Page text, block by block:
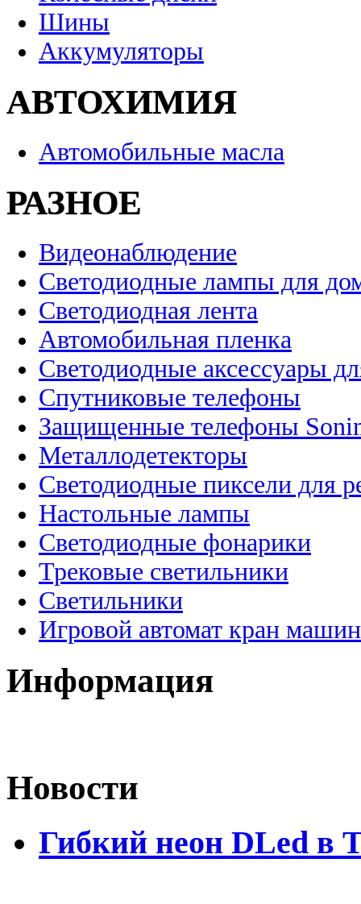
Шины
Аккумуляторы
АВТОХИМИЯ
Автомобильные масла
РАЗНОЕ
Видеонаблюдение
Светодиодные лампы для
Светодиодная лента
Автомобильная пленка
Светодиодные аксессуары
Спутниковые телефоны
Защищенные телефоны
Металлодетекторы
Светодиодные пиксели для
Настольные лампы
Светодиодные фонарики
Трековые светильники
Светильники
Игровой автомат кран
Информация
Новости
Гибкий неон DLed в